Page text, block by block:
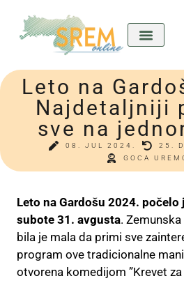
Leto na
Najdetaljniji
sve na
08. JUL 2024.
25.
GOCA
Leto na Gardošu 2024. počelo
subote 31. avgusta.
bila je mala da primi sve
program ove tradicionalne
otvorena komedijom ”Krevet za